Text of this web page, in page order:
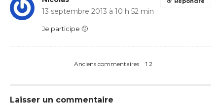
13 septembre 2013 à 10 h 52 min
Je participe 🙂
Anciens commentaires 1 2
Laisser un commentaire